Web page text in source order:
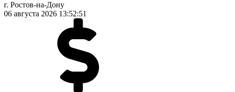
г. Ростов-на-Дону
06 августа 2026 13:52:51